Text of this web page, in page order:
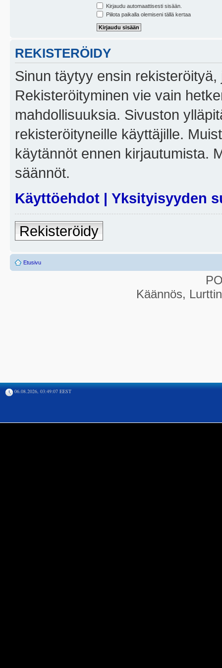
Kirjaudu automaattisesti sisään.
Piilota paikalla olemiseni tällä kertaa
REKISTERÖIDY
Sinun täytyy ensin
Rekisteröityminen vie vain
mahdollisuuksia. Sivuston
rekisteröityneille käyttäjille.
käytännöt ennen kirjautumista.
säännöt.
Käyttöehdot | Yksityisyyden
Rekisteröidy
Etusivu
Käännös,
06.08.2026, 03:49:07 EEST